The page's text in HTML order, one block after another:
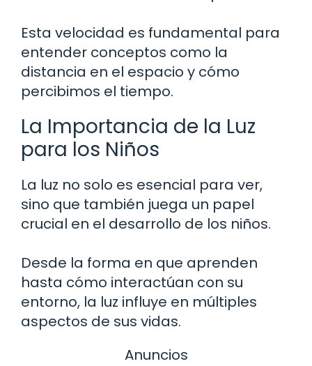
Esta velocidad es fundamental para
entender conceptos como la
distancia en el espacio y cómo
percibimos el tiempo.
La Importancia de la Luz
para los Niños
La luz no solo es esencial para ver,
sino que también juega un papel
crucial en el desarrollo de los niños.
Desde la forma en que aprenden
hasta cómo interactúan con su
entorno, la luz influye en múltiples
aspectos de sus vidas.
Anuncios